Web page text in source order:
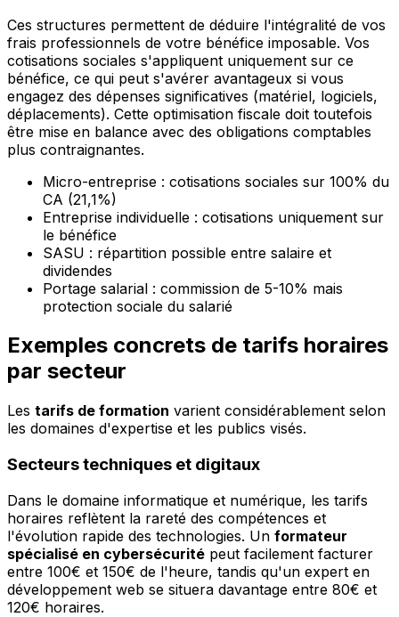
Ces structures permettent de déduire l'intégralité de vos
frais professionnels de votre bénéfice imposable. Vos
cotisations sociales s'appliquent uniquement sur ce
bénéfice, ce qui peut s'avérer avantageux si vous
engagez des dépenses significatives (matériel, logiciels,
déplacements). Cette optimisation fiscale doit toutefois
être mise en balance avec des obligations comptables
plus contraignantes.
Micro-entreprise : cotisations sociales sur 100% du
CA (21,1%)
Entreprise individuelle : cotisations uniquement sur
le bénéfice
SASU : répartition possible entre salaire et
dividendes
Portage salarial : commission de 5-10% mais
protection sociale du salarié
Exemples concrets de tarifs horaires
par secteur
Les tarifs de formation varient considérablement selon
les domaines d'expertise et les publics visés.
Secteurs techniques et digitaux
Dans le domaine informatique et numérique, les tarifs
horaires reflètent la rareté des compétences et
l'évolution rapide des technologies. Un formateur
spécialisé en cybersécurité peut facilement facturer
entre 100€ et 150€ de l'heure, tandis qu'un expert en
développement web se situera davantage entre 80€ et
120€ horaires.